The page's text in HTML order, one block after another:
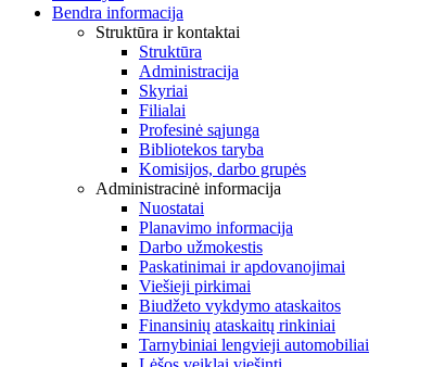
Bendra informacija
Struktūra ir kontaktai
Struktūra
Administracija
Skyriai
Filialai
Profesinė sąjunga
Bibliotekos taryba
Komisijos, darbo grupės
Administracinė informacija
Nuostatai
Planavimo informacija
Darbo užmokestis
Paskatinimai ir apdovanojimai
Viešieji pirkimai
Biudžeto vykdymo ataskaitos
Finansinių ataskaitų rinkiniai
Tarnybiniai lengvieji automobiliai